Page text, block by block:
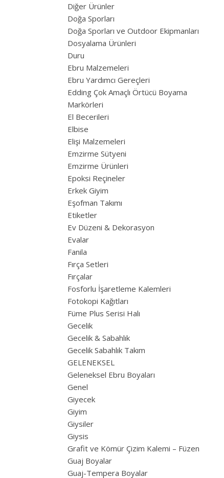
Diğer Ürünler
Doğa Sporları
Doğa Sporları ve Outdoor Ekipmanları
Dosyalama Ürünleri
Duru
Ebru Malzemeleri
Ebru Yardımcı Gereçleri
Edding Çok Amaçlı Örtücü Boyama
Markörleri
El Becerileri
Elbise
Elişi Malzemeleri
Emzirme Sütyeni
Emzirme Ürünleri
Epoksi Reçineler
Erkek Giyim
Eşofman Takımı
Etiketler
Ev Düzeni & Dekorasyon
Evalar
Fanila
Fırça Setleri
Fırçalar
Fosforlu İşaretleme Kalemleri
Fotokopi Kağıtları
Füme Plus Serisi Halı
Gecelik
Gecelik & Sabahlık
Gecelik Sabahlık Takım
GELENEKSEL
Geleneksel Ebru Boyaları
Genel
Giyecek
Giyim
Giysiler
Giysis
Grafit ve Kömür Çizim Kalemi – Füzen
Guaj Boyalar
Guaj-Tempera Boyalar